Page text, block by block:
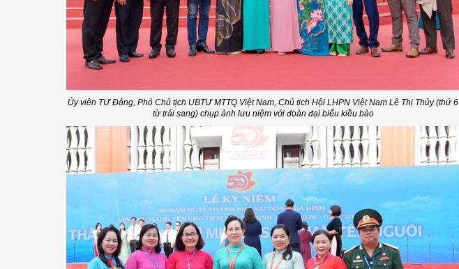
Ủy viên TƯ Đảng, Phó Chủ tịch UBTƯ MTTQ Việt Nam, Chủ tịch Hội LHPN Việt Nam Lê Thị Thủy (thứ 6
từ trái sang) chụp ảnh lưu niệm với đoàn đại biểu kiều bào